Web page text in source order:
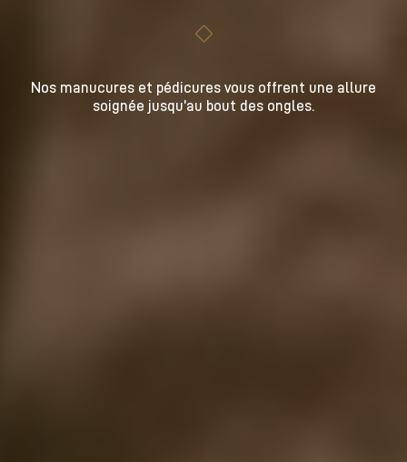
Nos manucures et pédicures vous offrent une allure
soignée jusqu’au bout des ongles.